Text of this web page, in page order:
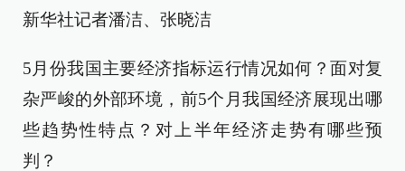
新华社记者潘洁、张晓洁
5月份我国主要经济指标运行情况如何？面对复
杂严峻的外部环境，前5个月我国经济展现出哪
些趋势性特点？对上半年经济走势有哪些预
判？